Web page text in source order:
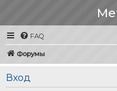
FAQ
Форумы
Вход